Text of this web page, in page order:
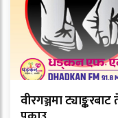
वीरगञ्जमा